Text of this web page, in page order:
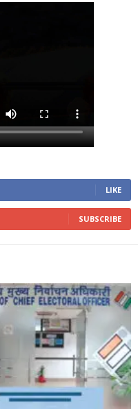
LIKE
SUBSCRIBE